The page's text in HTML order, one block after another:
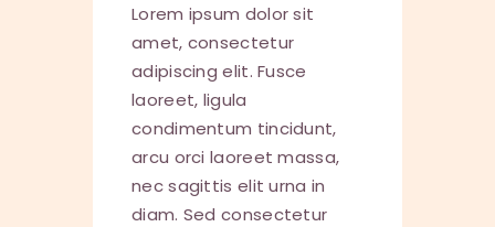
HOME
AANBOD
AGENDA
OVER MIJ
KENNISBOOM
CONTACT
Lorem ipsum dolor sit
amet, consectetur
adipiscing elit. Fusce
laoreet, ligula
condimentum tincidunt,
arcu orci laoreet massa,
nec sagittis elit urna in
diam. Sed consectetur